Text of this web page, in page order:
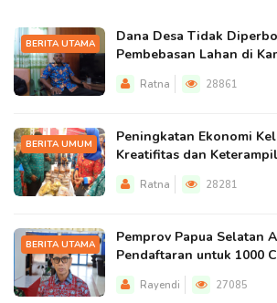
BERITA UTAMA
Dana Desa Tidak
Pembebasan Lahan di
Ratna 28861
BERITA UMUM
Peningkatan Ekonomi
Kreatifitas dan
Ratna 28281
BERITA UTAMA
Pemprov Papua Selatan
Pendaftaran untuk 1000
Rayendi 27085